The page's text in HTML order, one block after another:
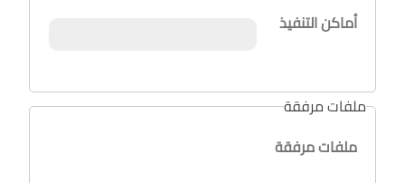
أماكن التنفيذ
ملفات مرفقة
ملفات مرفقة